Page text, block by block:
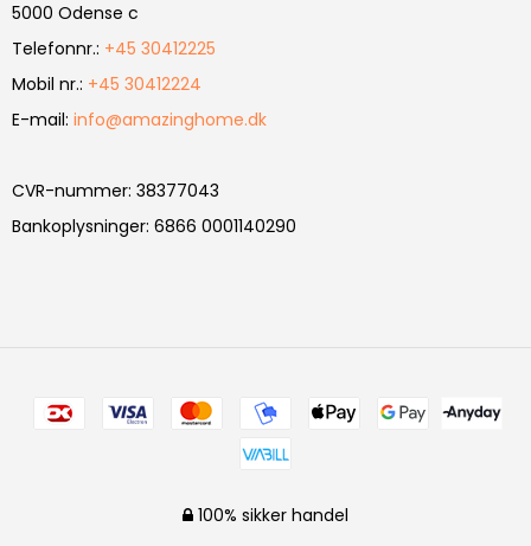
5000 Odense c
Telefonnr.: +45 30412225
Mobil nr.: +45 30412224
E-mail: info@amazinghome.dk
CVR-nummer: 38377043
Bankoplysninger: 6866 0001140290
100% sikker handel